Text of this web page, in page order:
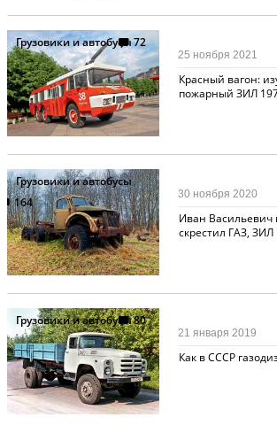
Грузовики и автобусы72
Красный вагон:
пожарный ЗИЛ
25 ноября 2021
Грузовики и автобусы
164
Иван Васильевич
скрестил ГАЗ, ЗИЛ
30 ноября 2020
Грузовики и автобусы80
Как в СССР
21 января 2019